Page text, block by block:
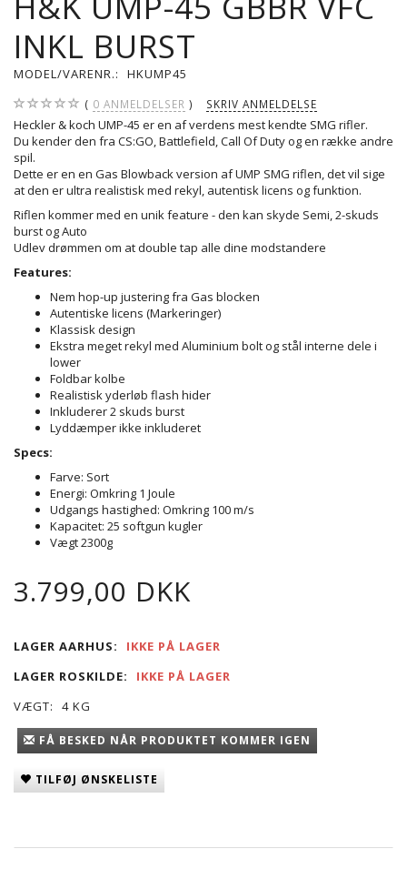
INKL BURST
MODEL/VARENR.: HKUMP45
0 ANMELDELSER SKRIV ANMELDELSE
Heckler & koch UMP-45 er en af verdens mest kendte SMG rifler.
Du kender den fra CS:GO, Battlefield, Call Of Duty og en række andre
spil.
Dette er en en Gas Blowback version af UMP SMG riflen, det vil sige
at den er ultra realistisk med rekyl, autentisk licens og funktion.
Riflen kommer med en unik feature - den kan skyde Semi, 2-skuds
burst og Auto
Udlev drømmen om at double tap alle dine modstandere
Features:
Nem hop-up justering fra Gas blocken
Autentiske licens (Markeringer)
Klassisk design
Ekstra meget rekyl med Aluminium bolt og stål interne dele i
lower
Foldbar kolbe
Realistisk yderløb flash hider
Inkluderer 2 skuds burst
Lyddæmper ikke inkluderet
Specs:
Farve: Sort
Energi: Omkring 1 Joule
Udgangs hastighed: Omkring 100 m/s
Kapacitet: 25 softgun kugler
Vægt 2300g
3.799,00 DKK
LAGER AARHUS:
IKKE PÅ LAGER
LAGER ROSKILDE:
IKKE PÅ LAGER
VÆGT:
4 KG
FÅ BESKED NÅR PRODUKTET KOMMER IGEN
TILFØJ ØNSKELISTE